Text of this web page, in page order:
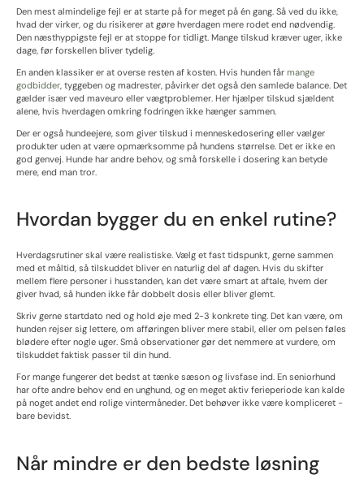
Den mest almindelige fejl er at starte på for meget på én gang. Så ved du ikke,
hvad der virker, og du risikerer at gøre hverdagen mere rodet end nødvendig.
Den næsthyppigste fejl er at stoppe for tidligt. Mange tilskud kræver uger, ikke
dage, før forskellen bliver tydelig.
En anden klassiker er at overse resten af kosten. Hvis hunden får mange
godbidder , tyggeben og madrester, påvirker det også den samlede balance. Det
gælder især ved maveuro eller vægtproblemer. Her hjælper tilskud sjældent
alene, hvis hverdagen omkring fodringen ikke hænger sammen.
Der er også hundeejere, som giver tilskud i menneskedosering eller vælger
produkter uden at være opmærksomme på hundens størrelse. Det er ikke en
god genvej. Hunde har andre behov, og små forskelle i dosering kan betyde
mere, end man tror.
Hvordan bygger du en enkel rutine?
Hverdagsrutiner skal være realistiske. Vælg et fast tidspunkt, gerne sammen
med et måltid, så tilskuddet bliver en naturlig del af dagen. Hvis du skifter
mellem flere personer i husstanden, kan det være smart at aftale, hvem der
giver hvad, så hunden ikke får dobbelt dosis eller bliver glemt.
Skriv gerne startdato ned og hold øje med 2-3 konkrete ting. Det kan være, om
hunden rejser sig lettere, om afføringen bliver mere stabil, eller om pelsen føles
blødere efter nogle uger. Små observationer gør det nemmere at vurdere, om
tilskuddet faktisk passer til din hund.
For mange fungerer det bedst at tænke sæson og livsfase ind. En seniorhund
har ofte andre behov end en unghund, og en meget aktiv ferieperiode kan kalde
på noget andet end rolige vintermåneder. Det behøver ikke være kompliceret -
bare bevidst.
Når mindre er den bedste løsning